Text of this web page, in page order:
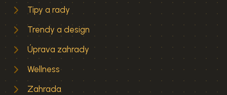
Tipy a rady
Trendy a design
Úprava zahrady
Wellness
Zahrada